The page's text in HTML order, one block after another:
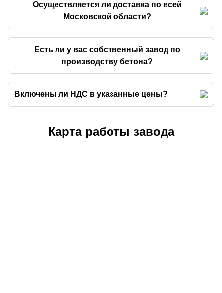
Осуществляется ли доставка по всей
Московской области?
Есть ли у вас собственный завод по
производству бетона?
Включены ли НДС в указанные цены?
Карта работы завода